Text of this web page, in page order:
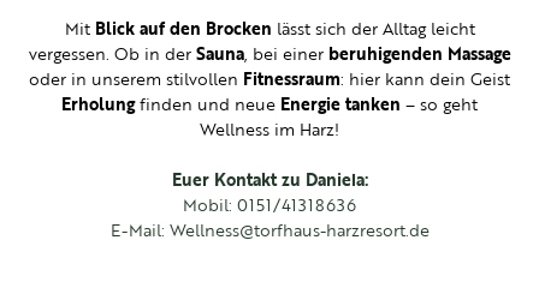
Mit Blick auf den Brocken lässt sich der Alltag leicht
vergessen. Ob in der Sauna, bei einer beruhigenden Massage
oder in unserem stilvollen Fitnessraum: hier kann dein Geist
Erholungfinden und neue Energie tanken – so geht
Wellness im Harz!
Euer Kontakt zu Daniela:
Mobil: 0151/41318636
E-Mail: Wellness@torfhaus-harzresort.de